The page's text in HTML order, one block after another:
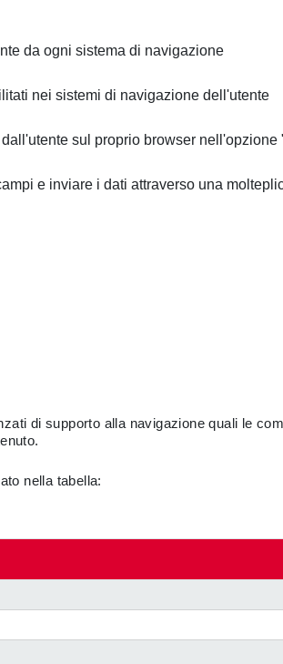
da ogni sistema di navigazione
nei sistemi di navigazione dell'utente
sul proprio browser
e inviare i dati attraverso una
di supporto alla navigazione quali le
nella tabella: